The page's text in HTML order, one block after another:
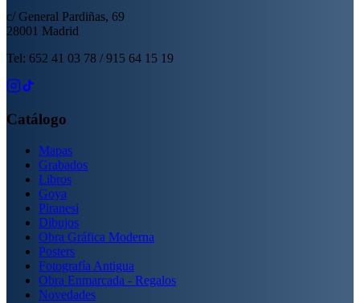
c/ General Pardiñas, 69
28001 Madrid
Tel: 652 41 03 78 / 915 64 15 19
Catálogo
Mapas
Grabados
Libros
Goya
Piranesi
Dibujos
Obra Gráfica Moderna
Posters
Fotografía Antigua
Obra Enmarcada - Regalos
Novedades